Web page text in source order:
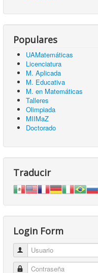
Populares
UAMatemáticas
Licenciatura
M. Aplicada
M. Educativa
M. en Matemáticas
Talleres
Olimpiada
MIIMaZ
Doctorado
Traducir
Login Form
Usuario
Contraseña